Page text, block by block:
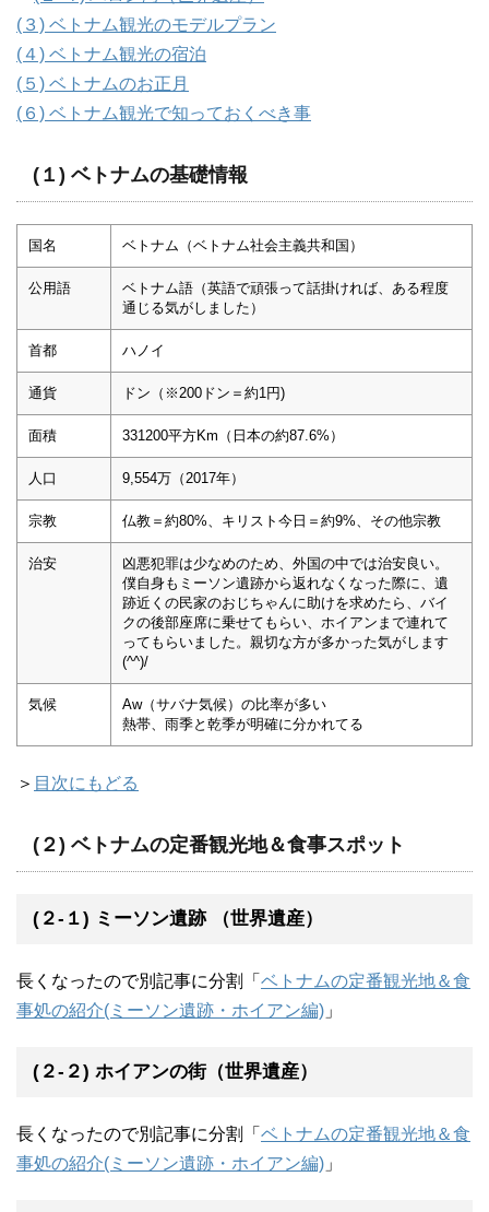
(３) ベトナム観光のモデルプラン
(４) ベトナム観光の宿泊
(５) ベトナムのお正月
(６) ベトナム観光で知っておくべき事
(１) ベトナムの基礎情報
国名 ベトナム（ベトナム社会主義共和国）
公用語
ベトナム語（英語で頑張って話掛ければ、ある程度
通じる気がしました）
首都 ハノイ
通貨 ドン（※200ドン＝約1円)
面積 331200平方Km（日本の約87.6%）
人口 9,554万（2017年）
宗教 仏教＝約80%、キリスト今日＝約9%、その他宗教
治安
凶悪犯罪は少なめのため、外国の中では治安良い。
僕自身もミーソン遺跡から返れなくなった際に、遺
跡近くの民家のおじちゃんに助けを求めたら、バイ
クの後部座席に乗せてもらい、ホイアンまで連れて
ってもらいました。親切な方が多かった気がします
(^^)/
気候
Aw（サバナ気候）の比率が多い
熱帯、雨季と乾季が明確に分かれてる
＞ 目次にもどる
(２) ベトナムの定番観光地＆食事スポット
(２-１) ミーソン遺跡 （世界遺産）
長くなったので別記事に分割「 ベトナムの定番観光地＆食
事処の紹介(ミーソン遺跡・ホイアン編) 」
(２-２) ホイアンの街（世界遺産）
長くなったので別記事に分割「 ベトナムの定番観光地＆食
事処の紹介(ミーソン遺跡・ホイアン編) 」